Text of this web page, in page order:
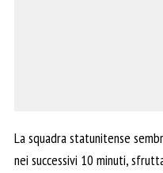
La squadra statunitense
nei successivi 10 minuti,